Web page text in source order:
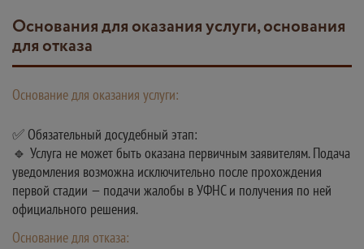
Основания для оказания услуги, основания
для отказа
Основание для оказания услуги:
✅ Обязательный досудебный этап:
🔹 Услуга не может быть оказана первичным заявителям. Подача
уведомления возможна исключительно после прохождения
первой стадии — подачи жалобы в УФНС и получения по ней
официального решения.
Основание для отказа: